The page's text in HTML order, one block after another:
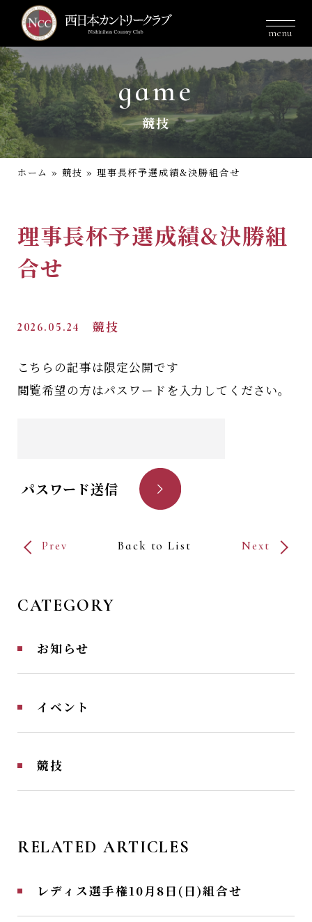
menu
game
競技
ホーム » 競技 » 理事長杯予選成績&決勝組合せ
理事長杯予選成績&決勝組
合せ
2026.05.24 競技
こちらの記事は限定公開です
閲覧希望の方はパスワードを入力してください。
パスワード送信
Prev Back to List Next
CATEGORY
お知らせ
イベント
競技
RELATED ARTICLES
レディス選手権10月8日(日)組合せ